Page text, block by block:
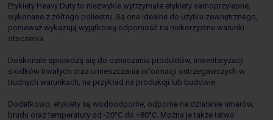
Etykiety Heavy Duty to niezwykle wytrzymałe etykiety samoprzylepne,
wykonane z żółtego poliestru. Są one idealne do użytku zewnętrznego,
ponieważ wykazują wyjątkową odporność na niekorzystne warunki
otoczenia.
Doskonale sprawdzą się do oznaczania produktów, inwentaryzacji
środków trwałych oraz umieszczania informacji ostrzegawczych w
trudnych warunkach, na przykład na produkcji lub budowie.
Dodatkowo, etykiety są wodoodporne, odporne na działanie smarów,
brudu oraz temperatury od -20°C do +80°C. Można je także łatwo